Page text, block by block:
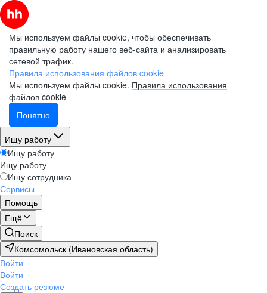
Мы используем файлы cookie, чтобы обеспечивать
правильную работу нашего веб-сайта и анализировать
сетевой трафик.
Правила использования файлов cookie
Мы используем файлы cookie. Правила использования
файлов cookie
Понятно
Ищу работу
Ищу работу
Ищу работу
Ищу сотрудника
Сервисы
Помощь
Ещё
Поиск
Комсомольск (Ивановская область)
Войти
Войти
Создать резюме